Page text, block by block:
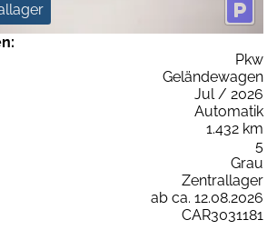
Pkw
Geländewagen
Jul / 2026
Automatik
1.432 km
5
Grau
Zentrallager
ab ca. 12.08.2026
CAR3031181